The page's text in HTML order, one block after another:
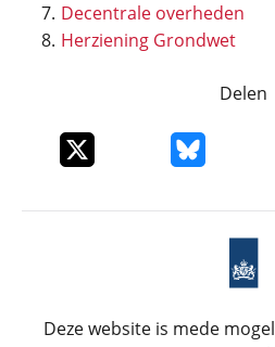
Decentrale overheden
Herziening Grondwet
Delen
Deel dit item op XDeel dit item
Deze website is mede